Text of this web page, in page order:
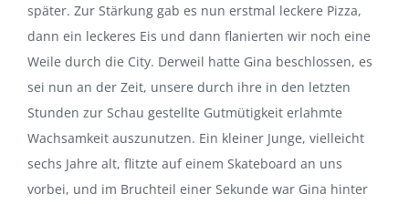
später. Zur Stärkung gab es nun erstmal leckere Pizza,
dann ein leckeres Eis und dann flanierten wir noch eine
Weile durch die City. Derweil hatte Gina beschlossen, es
sei nun an der Zeit, unsere durch ihre in den letzten
Stunden zur Schau gestellte Gutmütigkeit erlahmte
Wachsamkeit auszunutzen. Ein kleiner Junge, vielleicht
sechs Jahre alt, flitzte auf einem Skateboard an uns
vorbei, und im Bruchteil einer Sekunde war Gina hinter